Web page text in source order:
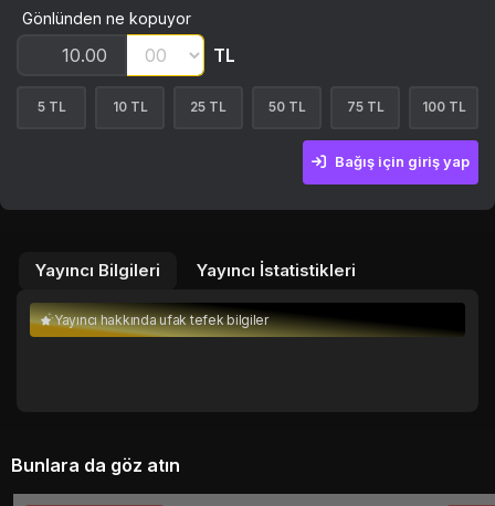
Gönlünden ne kopuyor
TL
5 TL 10 TL 25 TL 50 TL
Bağış için giriş yap
Yayıncı Bilgileri Yayıncı İstatistikleri
Yayıncı hakkında ufak tefek bilgiler
Bunlara da göz atın